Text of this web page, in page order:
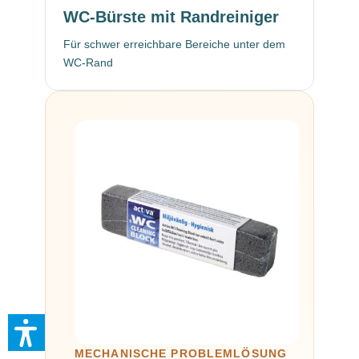
WC-Bürste mit Randreiniger
Für schwer erreichbare Bereiche unter dem
WC-Rand
MECHANISCHE PROBLEMLÖSUNG